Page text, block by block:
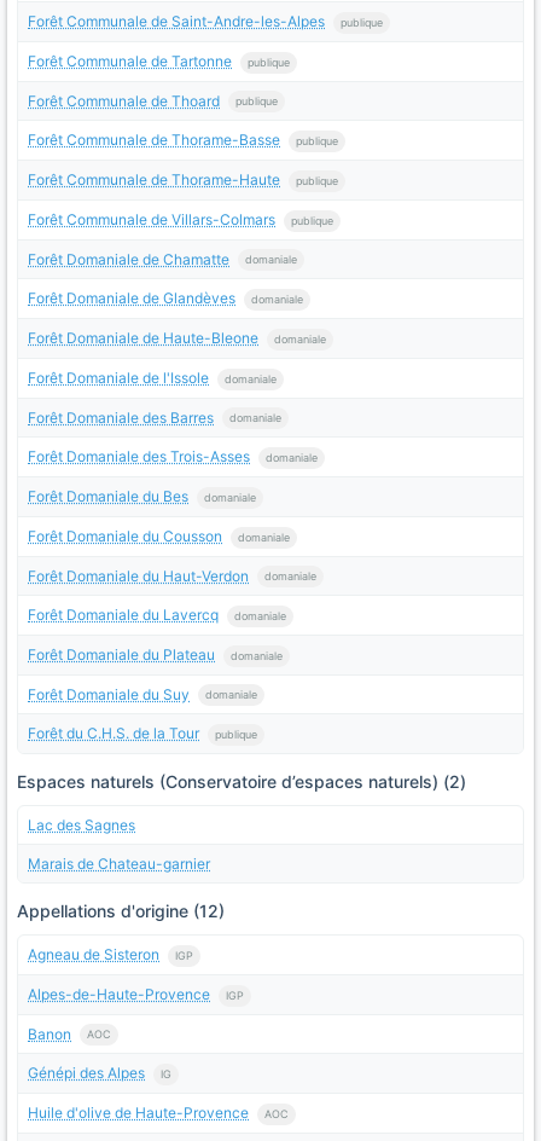
Forêt Communale de Saint-Andre-les-Alpes publique
Forêt Communale de Tartonne publique
Forêt Communale de Thoard publique
Forêt Communale de Thorame-Basse publique
Forêt Communale de Thorame-Haute publique
Forêt Communale de Villars-Colmars publique
Forêt Domaniale de Chamatte domaniale
Forêt Domaniale de Glandèves domaniale
Forêt Domaniale de Haute-Bleone domaniale
Forêt Domaniale de l'Issole domaniale
Forêt Domaniale des Barres domaniale
Forêt Domaniale des Trois-Asses domaniale
Forêt Domaniale du Bes domaniale
Forêt Domaniale du Cousson domaniale
Forêt Domaniale du Haut-Verdon domaniale
Forêt Domaniale du Lavercq domaniale
Forêt Domaniale du Plateau domaniale
Forêt Domaniale du Suy domaniale
Forêt du C.H.S. de la Tour publique
Espaces naturels (Conservatoire d’espaces naturels) (2)
Lac des Sagnes
Marais de Chateau-garnier
Appellations d'origine (12)
Agneau de Sisteron IGP
Alpes-de-Haute-Provence IGP
Banon AOC
Génépi des Alpes IG
Huile d'olive de Haute-Provence AOC